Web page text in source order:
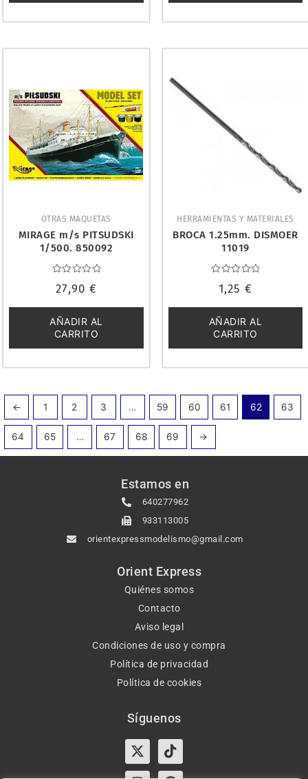
OTRAS MAQUETAS
MIRAGE m/s PITSUDSKI
1/500. 850092
con
de
5
27,90 €
AÑADIR AL
CARRITO
HERRAMIENTAS Y MATERIALES
BROCA 1.25mm. DISMOER
11019
con
de
5
1,25 €
AÑADIR AL
CARRITO
← 1 2 3 … 59 60 61 62 63
64 65 … 67 68 69 →
Estamos en
640277962
933113005
orientexpressmodelismo@gmail.com
Orient Express
Quiénes somos
Contacto
Aviso legal
Condiciones de uso y compra
Política de privacidad
Política de cookies
Síguenos
X-
twitter
Tiktok
InstagramFacebook